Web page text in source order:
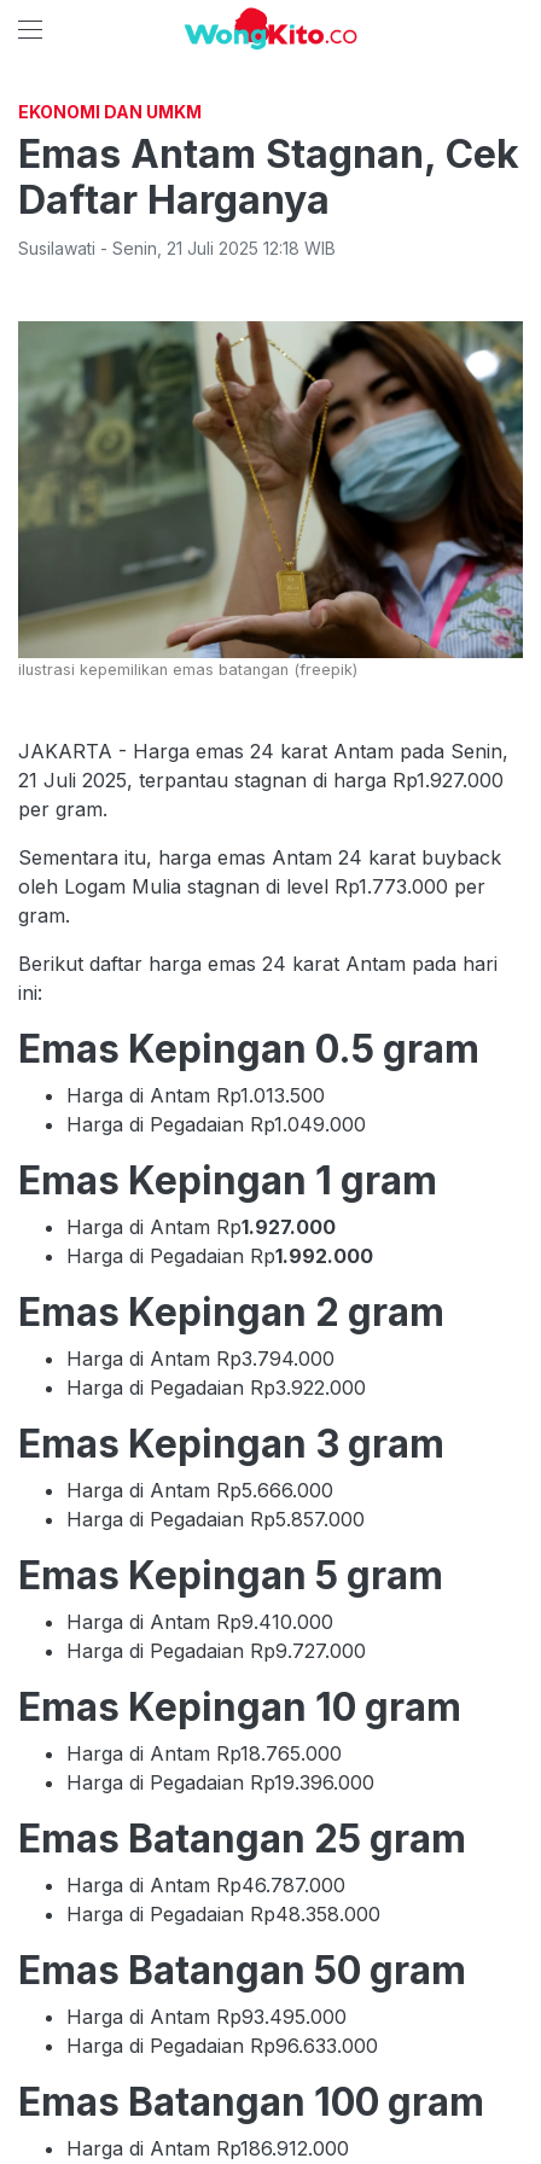
EKONOMI DAN UMKM
Emas Antam Stagnan, Cek
Daftar Harganya
Susilawati - Senin 21 Juli 2025 12:18 WIB
ilustrasi kepemilikan emas batangan (freepik)
JAKARTA - Harga emas 24 karat Antam pada Senin,
21 Juli 2025, terpantau stagnan di harga Rp1.927.000
per gram.
Sementara itu, harga emas Antam 24 karat buyback
oleh Logam Mulia stagnan di level Rp1.773.000 per
gram.
Berikut daftar harga emas 24 karat Antam pada hari
ini:
Emas Kepingan 0.5 gram
Harga di Antam Rp1.013.500
Harga di Pegadaian Rp1.049.000
Emas Kepingan 1 gram
Harga di Antam Rp1.927.000
Harga di Pegadaian Rp1.992.000
Emas Kepingan 2 gram
Harga di Antam Rp3.794.000
Harga di Pegadaian Rp3.922.000
Emas Kepingan 3 gram
Harga di Antam Rp5.666.000
Harga di Pegadaian Rp5.857.000
Emas Kepingan 5 gram
Harga di Antam Rp9.410.000
Harga di Pegadaian Rp9.727.000
Emas Kepingan 10 gram
Harga di Antam Rp18.765.000
Harga di Pegadaian Rp19.396.000
Emas Batangan 25 gram
Harga di Antam Rp46.787.000
Harga di Pegadaian Rp48.358.000
Emas Batangan 50 gram
Harga di Antam Rp93.495.000
Harga di Pegadaian Rp96.633.000
Emas Batangan 100 gram
Harga di Antam Rp186.912.000